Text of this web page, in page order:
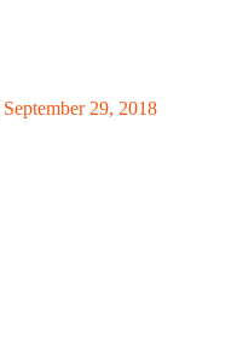
September 29, 2018